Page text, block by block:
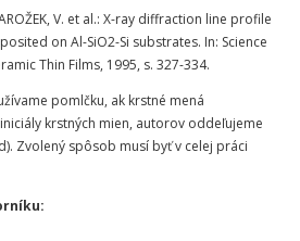
V. et al.: X-ray diffraction line profile
on Al-SiO2-Si substrates. In: Science
Thin Films, 1995, s. 327-334.
pomlčku, ak krstné mená
krstných mien, autorov oddeľujeme
Zvolený spôsob musí byť v celej práci